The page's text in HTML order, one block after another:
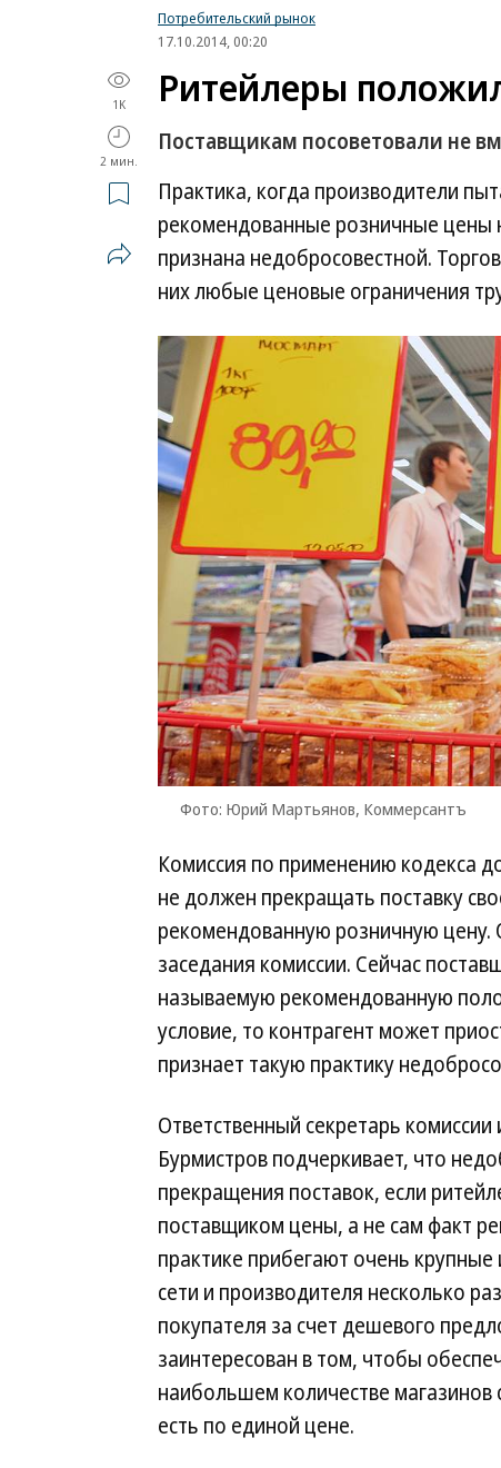
Потребительский рынок
17.10.2014, 00:20
1K
2 мин.
Ритейлеры
Поставщикам посоветовали не
Практика, когда производители
рекомендованные розничные цены
признана недобросовестной.
них любые ценовые ограничения
Фото: Юрий Мартьянов, Коммерсантъ
Комиссия по применению кодекса
не должен прекращать поставку
рекомендованную розничную
заседания комиссии. Сейчас
называемую рекомендованную
условие, то контрагент может
признает такую практику
Ответственный секретарь
Бурмистров подчеркивает, что
прекращения поставок, если
поставщиком цены, а не сам факт
практике прибегают очень
сети и производителя несколько
покупателя за счет дешевого
заинтересован в том, чтобы
наибольшем количестве
есть по единой цене.